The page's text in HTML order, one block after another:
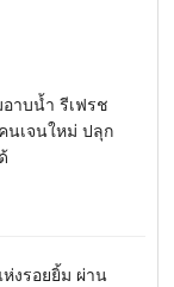
าบน้ำ รีเฟรช
นเจนใหม่ ปลุก
งรอยยิ้ม ผ่าน